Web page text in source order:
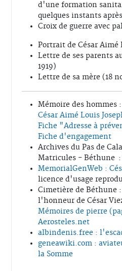
d'une formation
quelques instants
Croix de guerre avec
Portrait de César Aimé
Lettre de ses parents
1919)
Lettre de sa mère (18
Mémoire des hommes :
César Aimé Louis
Fiche "Adresse à
Fiche d'engagement
Archives du Pas de
Matricules - Béthune :
MemorialGenWeb :
licence d'usage
Cimetière de Béthune
l'honneur de César
Mémoires de pierre
Aerosteles.net
albindenis.free :
geneawiki.com :
la Somme